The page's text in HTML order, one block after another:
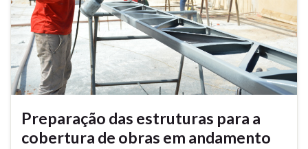
Preparação das estruturas para a
cobertura de obras em andamento